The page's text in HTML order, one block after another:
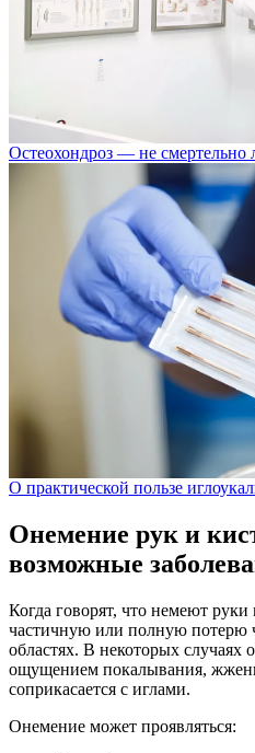
Остеохондроз — не смертельно
О практической пользе
Онемение рук и
возможные
Когда говорят, что немеют руки
частичную или полную потерю
областях. В некоторых случаях
ощущением покалывания,
соприкасается с иглами.
Онемение может проявляться: